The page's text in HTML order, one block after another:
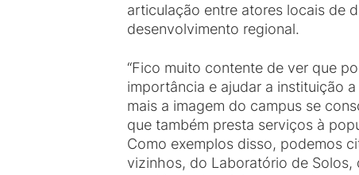
articulação entre atores locais de
desenvolvimento regional.
“Fico muito contente de ver que
importância e ajudar a instituição
mais a imagem do campus se
que também presta serviços à
Como exemplos disso, podemos
vizinhos, do Laboratório de Solos,